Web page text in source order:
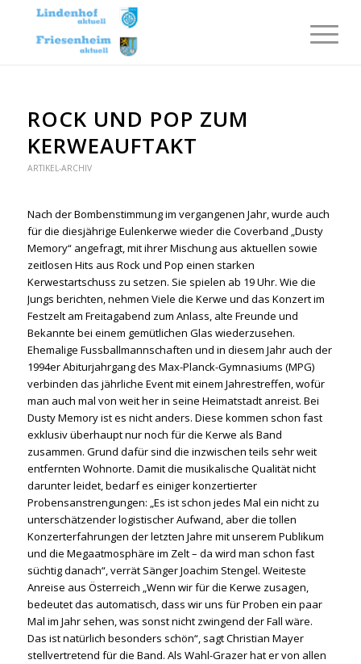
ROCK UND POP ZUM
KERWEAUFTAKT
ARTIKEL-ARCHIV
Nach der Bombenstimmung im vergangenen Jahr, wurde auch
für die diesjährige Eulenkerwe wieder die Coverband „Dusty
Memory“ angefragt, mit ihrer Mischung aus aktuellen sowie
zeitlosen Hits aus Rock und Pop einen starken
Kerwestartschuss zu setzen. Sie spielen ab 19 Uhr. Wie die
Jungs berichten, nehmen Viele die Kerwe und das Konzert im
Festzelt am Freitagabend zum Anlass, alte Freunde und
Bekannte bei einem gemütlichen Glas wiederzusehen.
Ehemalige Fussballmannschaften und in diesem Jahr auch der
1994er Abiturjahrgang des Max-Planck-Gymnasiums (MPG)
verbinden das jährliche Event mit einem Jahrestreffen, wofür
man auch mal von weit her in seine Heimatstadt anreist. Bei
Dusty Memory ist es nicht anders. Diese kommen schon fast
exklusiv überhaupt nur noch für die Kerwe als Band
zusammen. Grund dafür sind die inzwischen teils sehr weit
entfernten Wohnorte. Damit die musikalische Qualität nicht
darunter leidet, bedarf es einiger konzertierter
Probensanstrengungen: „Es ist schon jedes Mal ein nicht zu
unterschätzender logistischer Aufwand, aber die tollen
Konzerterfahrungen der letzten Jahre mit unserem Publikum
und die Megaatmosphäre im Zelt – da wird man schon fast
süchtig danach“, verrät Sänger Joachim Stengel. Weiteste
Anreise aus Österreich „Wenn wir für die Kerwe zusagen,
bedeutet das automatisch, dass wir uns für Proben ein paar
Mal im Jahr sehen, was sonst nicht zwingend der Fall wäre.
Das ist natürlich besonders schön“, sagt Christian Mayer
stellvertretend für die Band. Als Wahl-Grazer hat er von allen